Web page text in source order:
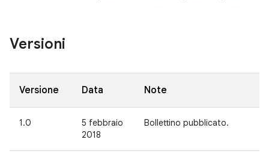
Versioni
Versione Data Note
1.0
5 febbraio
2018
Bollettino pubblicato.